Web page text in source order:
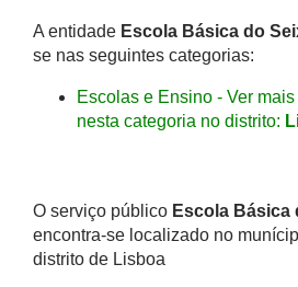
A entidade Escola Básica do
se nas seguintes categorias:
Escolas e Ensino - Ver
nesta categoria no distrito:
O serviço público Escola Básica
encontra-se localizado no
distrito de Lisboa